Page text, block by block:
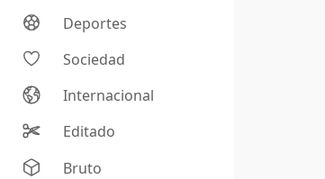
Deportes
Sociedad
Internacional
Editado
Bruto